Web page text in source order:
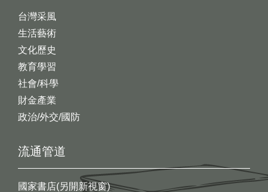
台灣采風
生活藝術
文化歷史
教育學習
社會/科學
財金產業
政治/外交/國防
流通管道
國家書店(另開新視窗)